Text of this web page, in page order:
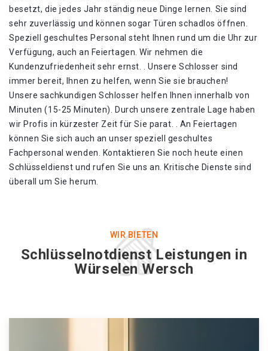
besetzt, die jedes Jahr ständig neue Dinge lernen. Sie sind
sehr zuverlässig und können sogar Türen schadlos öffnen.
Speziell geschultes Personal steht Ihnen rund um die Uhr zur
Verfügung, auch an Feiertagen. Wir nehmen die
Kundenzufriedenheit sehr ernst. . Unsere Schlosser sind
immer bereit, Ihnen zu helfen, wenn Sie sie brauchen!
Unsere sachkundigen Schlosser helfen Ihnen innerhalb von
Minuten (15-25 Minuten). Durch unsere zentrale Lage haben
wir Profis in kürzester Zeit für Sie parat. . An Feiertagen
können Sie sich auch an unser speziell geschultes
Fachpersonal wenden. Kontaktieren Sie noch heute einen
Schlüsseldienst und rufen Sie uns an. Kritische Dienste sind
überall um Sie herum.
WIR BIETEN
Schlüsselnotdienst Leistungen in
Würselen Wersch